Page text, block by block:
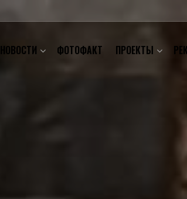
НОВОСТИ ФОТОФАКТ ПРОЕКТЫ